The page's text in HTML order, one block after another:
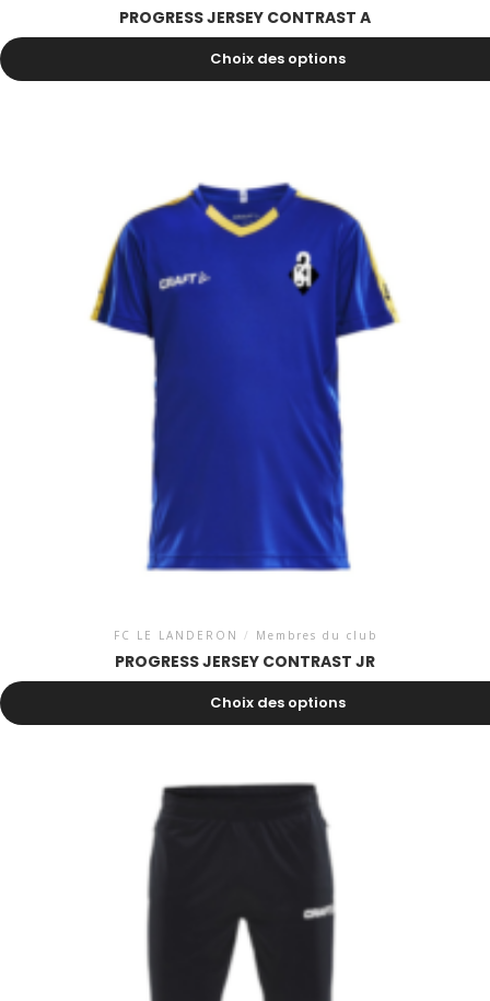
PROGRESS JERSEY CONTRAST A
28.00
Choix des options
FC LE LANDERON / Membres du club
PROGRESS JERSEY CONTRAST JR
22.00
Choix des options